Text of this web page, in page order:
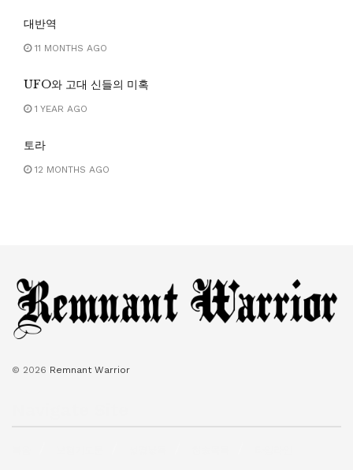
대반역
11 MONTHS AGO
UFO와 고대 신들의 미혹
1 YEAR AGO
토라
12 MONTHS AGO
© 2026 Remnant Warrior